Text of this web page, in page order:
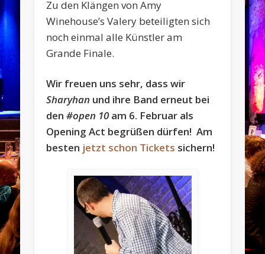
Zu den Klängen von Amy
Winehouse’s Valery beteiligten sich
noch einmal alle Künstler am
Grande Finale.
Wir freuen uns sehr, dass wir
Sharyhan und ihre Band erneut bei
den#open 10 am 6. Februar als
Opening Act begrüßen dürfen! Am
besten jetzt schon Tickets sichern!